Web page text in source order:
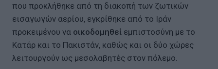
που προκλήθηκε από τη διακοπή των ζωτικών
εισαγωγών αερίου, εγκρίθηκε από το Ιράν
προκειμένου να οικοδομηθεί εμπιστοσύνη με το
Κατάρ και το Πακιστάν, καθώς και οι δύο χώρες
λειτουργούν ως μεσολαβητές στον πόλεμο.